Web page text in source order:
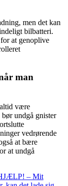
men det kan
bilbatteri.
at genoplive
man
være
undgå gnister
vedrørende
at bære
at undgå
– Mit